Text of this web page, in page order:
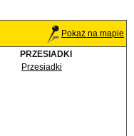
Pokaż na mapie
PRZESIADKI
Przesiadki